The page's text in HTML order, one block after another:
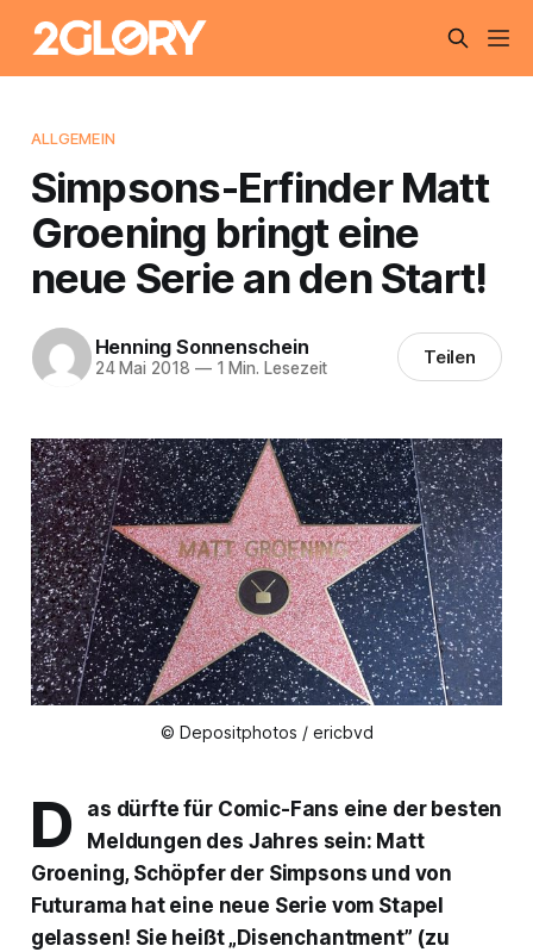
ALLGEMEIN
Simpsons-Erfinder Matt
Groening bringt eine
neue Serie an den Start!
Henning Sonnenschein
24 Mai 2018 —1 Min. Lesezeit Teilen
© Depositphotos / ericbvd
D
as dürfte für Comic-Fans eine der besten
Meldungen des Jahres sein: Matt
Groening, Schöpfer der Simpsons und von
Futurama hat eine neue Serie vom Stapel
gelassen! Sie heißt „Disenchantment” (zu